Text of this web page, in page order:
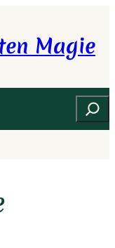
Magie
Suchen